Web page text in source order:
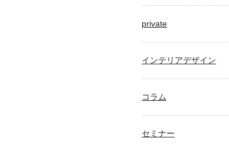
private
インテリアデザイン
コラム
セミナー